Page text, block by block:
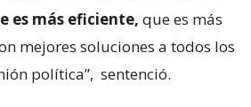
es más eficiente, que es más
mejores soluciones a todos los
política”, sentenció.